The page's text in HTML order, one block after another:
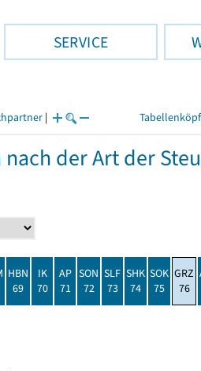
SERVICE
|
der Art der
HBN
69
IK
70
AP
71
SON
72
SLF
73
SHK
74
SOK
75
GRZ
76